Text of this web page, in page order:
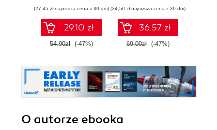
(27,45 zł najniższa cena z 30 dni)
29.10 zł
54.90zł (-47%)
(34,50 zł najniższa cena z 30 dni)
36.57 zł
69.00zł (-47%)
O autorze ebooka